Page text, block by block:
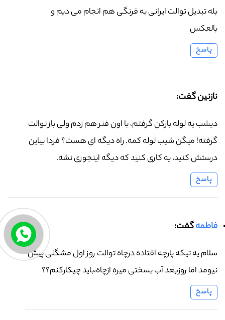
بله تبدیل توالت ایرانی به فرنگی هم انجام می دیم و
بالعکس
پاسخ
نازنین گفت:
دیشب یه لوله بازکن گرفتم، با اون فنر هم زدم ولی باز توالت
گرفته! میگن شیب لوله کمه. راه دیگه ای هست؟ فردا بیاین
درستش کنید، یه کاری کنید که دیگه اینجوری نشه.
پاسخ
فاطمهگفت:
سلام یه تیکه پارچه افتاده درچاه توالت روز اول مشگلی پیش
نیومد اما روزبعد آب بسختی میره ازچاه،باید چیکارکنم؟؟
پاسخ